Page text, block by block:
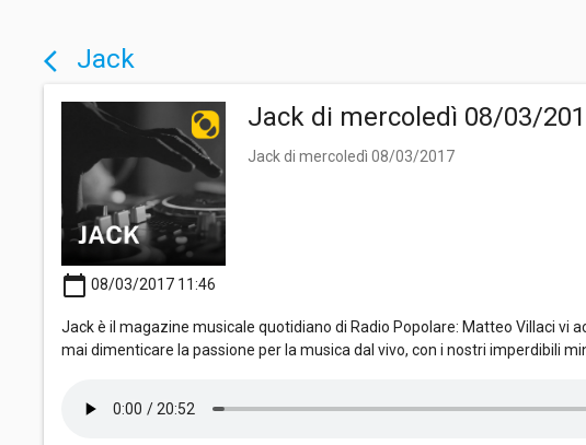
arrow_back_ios Jack
Jack di mercoledì 08/03/
Jack di mercoledì 08/03/2017
calendar_today 08/03/2017 11:46
Jack è il magazine musicale quotidiano di Radio Popolare: Matteo Villaci
mai dimenticare la passione per la musica dal vivo, con i nostri imperdibili